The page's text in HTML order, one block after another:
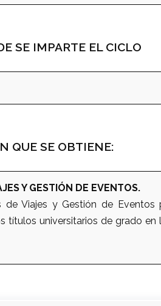
SE IMPARTE EL CICLO
QUE SE OBTIENE:
Y GESTIÓN DE EVENTOS.
de Viajes y Gestión de Eventos
títulos universitarios de grado en